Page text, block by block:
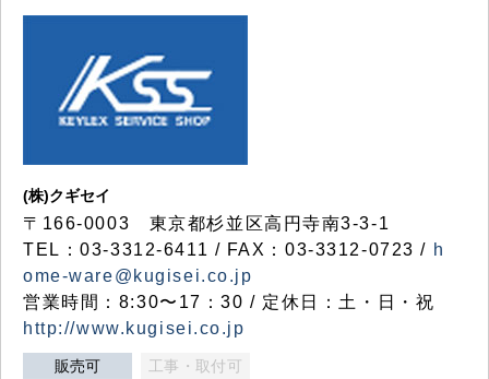
(株)クギセイ
〒166-0003 東京都杉並区高円寺南3-3-1
TEL：03-3312-6411 / FAX：03-3312-0723 / h
ome-ware@kugisei.co.jp
営業時間：8:30〜17：30 / 定休日：土・日・祝
http://www.kugisei.co.jp
販売可 工事・取付可